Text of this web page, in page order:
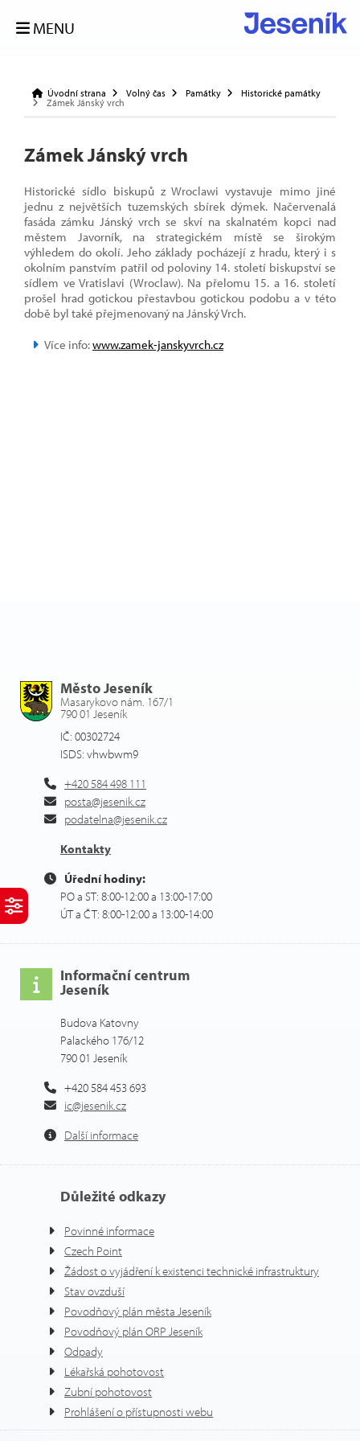
MENU
Úvodní strana Volný čas Památky
Historické památky
Zámek Jánský vrch
Zámek Jánský vrch
Historické sídlo biskupů z Wroclawi vystavuje mimo jiné
jednu z největších tuzemských sbírek dýmek. Načervenalá
fasáda zámku Jánský vrch se skví na skalnatém kopci nad
městem Javorník, na strategickém místě se širokým
výhledem do okolí. Jeho základy pocházejí z hradu, který i s
okolním panstvím patřil od poloviny 14. století biskupství se
sídlem ve Vratislavi (Wroclaw). Na přelomu 15. a 16. století
prošel hrad gotickou přestavbou gotickou podobu a v této
době byl také přejmenovaný na Jánský Vrch.
Více info:www.zamek-janskyvrch.cz
Město Jeseník
Masarykovo nám. 167/1
790 01 Jeseník
IČ: 00302724
ISDS: vhwbwm9
+420 584 498 111
posta@jesenik.cz
podatelna@jesenik.cz
Kontakty
Úřední hodiny:
PO a ST: 8:00-12:00 a 13:00-17:00
ÚT a ČT: 8:00-12:00 a 13:00-14:00
Informační centrum
Jeseník
Budova Katovny
Palackého 176/12
790 01 Jeseník
+420 584 453 693
ic@jesenik.cz
Další informace
Důležité odkazy
Povinné informace
Czech Point
Žádost o vyjádření k existenci technické infrastruktury
Stav ovzduší
Povodňový plán města Jeseník
Povodňový plán ORP Jeseník
Odpady
Lékařská pohotovost
Zubní pohotovost
Prohlášení o přístupnosti webu